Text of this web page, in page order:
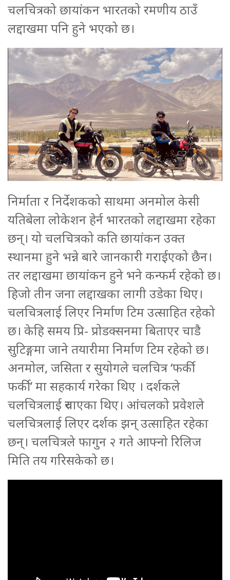
चलचित्रको छायांकन भारतको रमणीय ठाउँ
लद्दाखमा पनि हुने भएको छ।
निर्माता र निर्देशकको साथमा अनमोल केसी
यतिबेला लोकेशन हेर्न भारतको लद्दाखमा रहेका
छन्। यो चलचित्रको कति छायांकन उक्त
स्थानमा हुने भन्ने बारे जानकारी गराईएको छैन।
तर लद्दाखमा छायांकन हुने भने कन्फर्म रहेको छ।
हिजो तीन जना लद्दाखका लागी उडेका थिए।
चलचित्रलाई लिएर निर्माण टिम उत्साहित रहेको
छ। केहि समय प्रि- प्रोडक्सनमा बिताएर चाडै
सुटिङ्गमा जाने तयारीमा निर्माण टिम रहेको छ।
अनमोल, जसिता र सुयोगले चलचित्र ‘फर्की
फर्की’ मा सहकार्य गरेका थिए । दर्शकले
चलचित्रलाई रुचाएका थिए। आंचलको प्रवेशले
चलचित्रलाई लिएर दर्शक झन् उत्साहित रहेका
छन्। चलचित्रले फागुन २ गते आफ्नो रिलिज
मिति तय गरिसकेको छ।